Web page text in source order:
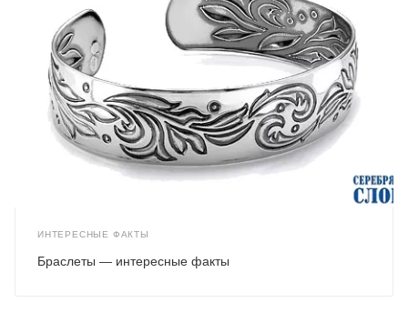
ИНТЕРЕСНЫЕ ФАКТЫ
Браслеты — интересные факты